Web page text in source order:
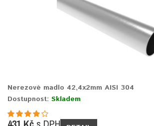
Nerezové madlo 42,4x2mm AISI 304
Dostupnost: Skladem